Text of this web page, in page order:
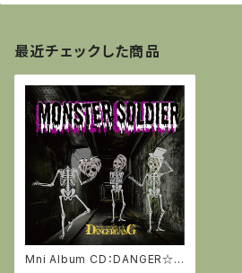
最近チェックした商品
Mni Album CD：DANGER☆G